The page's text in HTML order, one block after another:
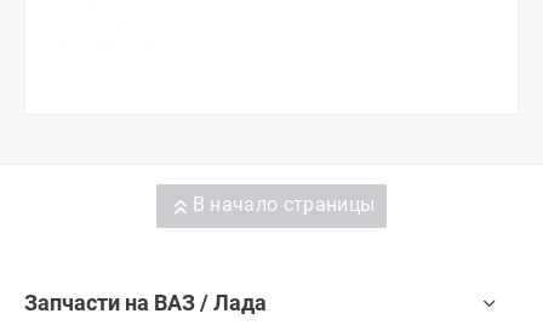
В начало страницы
Запчасти на ВАЗ / Лада